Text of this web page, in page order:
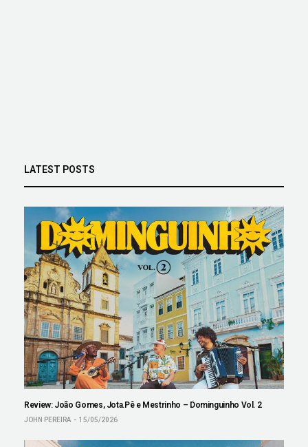
LATEST POSTS
Review: João Gomes, Jota.Pê e Mestrinho – Dominguinho Vol. 2
JOHN PEREIRA 15/05/2026